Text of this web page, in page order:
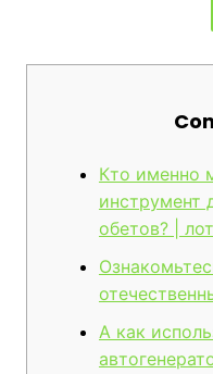
Кто именно
инструмент
обетов? |
А как